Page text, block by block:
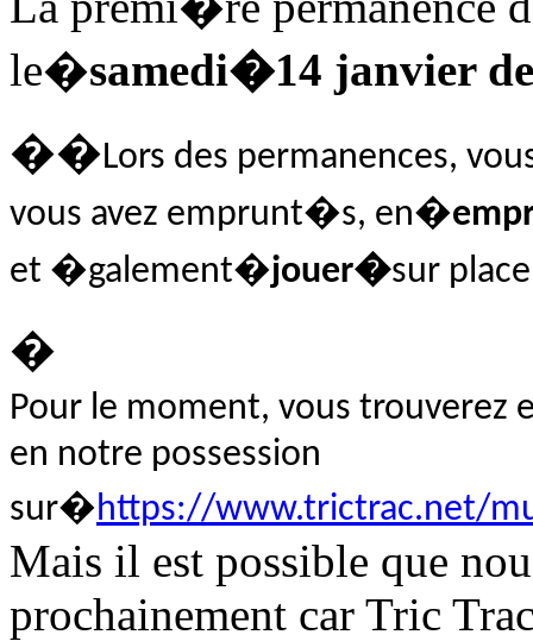
le�samedi�14 janvier
��Lors des permanences,
vous avez emprunt�s, en�
et �galement�jouer�sur
�
Pour le moment, vous
en notre possession
sur�https://www.trictrac.net/
Mais il est possible que
prochainement car Tric